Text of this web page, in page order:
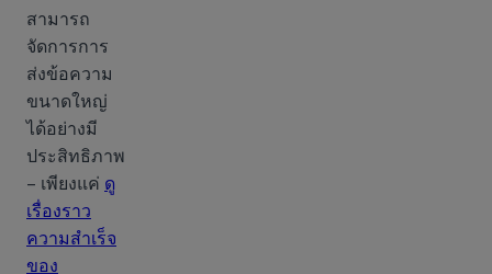
สามารถ
จัดการการ
ส่งข้อความ
ขนาดใหญ่
ได้อย่างมี
ประสิทธิภาพ
– เพียงแค่ ดู
เรื่องราว
ความสำเร็จ
ของ